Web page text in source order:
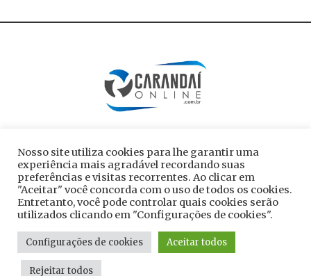
Todos os direitos reservados ao site
carandaionline.com.br
Nosso site utiliza cookies para lhe garantir uma
experiência mais agradável recordando suas
preferências e visitas recorrentes. Ao clicar em
"Aceitar" você concorda com o uso de todos os cookies.
Entretanto, você pode controlar quais cookies serão
utilizados clicando em "Configurações de cookies".
Configurações de cookies Aceitar todos
Rejeitar todos